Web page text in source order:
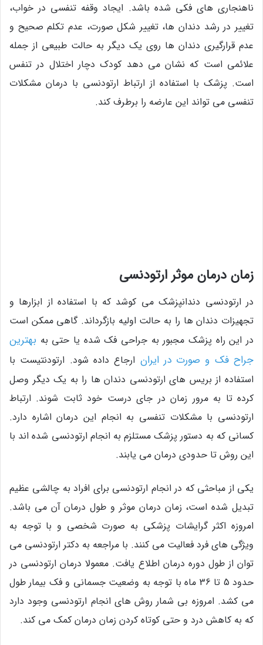
ناهنجاری های فکی شده باشد. ایجاد وقفه تنفسی در خواب،
تغییر در رشد دندان ها، تغییر شکل صورت، عدم تکلم صحیح و
عدم قرارگیری دندان ها روی یک دیگر به حالت طبیعی از جمله
علائمی است که نشان می دهد کودک دچار اختلال در تنفس
است. پزشک با استفاده از ارتباط ارتودنسی با درمان مشکلات
تنفسی می تواند این عارضه را برطرف کند.
زمان درمان موثر ارتودنسی
در ارتودنسی دندانپزشک می کوشد که با استفاده از ابزارها و
تجهیزات دندان ها را به حالت اولیه بازگرداند. گاهی ممکن است
در این راه پزشک مجبور به جراحی فک شده یا حتی به بهترین
جراح فک و صورت در ایران ارجاع داده شود. ارتودنتیست با
استفاده از بریس های ارتودنسی دندان ها را به یک دیگر وصل
کرده تا به مرور زمان در جای درست خود ثابت شوند. ارتباط
ارتودنسی با مشکلات تنفسی به انجام این درمان اشاره دارد.
کسانی که به دستور پزشک مستلزم به انجام ارتودنسی شده اند با
این روش تا حدودی درمان می یابند.
یکی از مباحثی که در انجام ارتودنسی برای افراد به چالشی عظیم
تبدیل شده است، زمان درمان موثر و طول درمان آن می باشد.
امروزه اکثر گرایشات پزشکی به صورت شخصی و با توجه به
ویژگی های فرد فعالیت می کنند. با مراجعه به دکتر ارتودنسی می
توان از طول دوره درمان اطلاع یافت. معمولا درمان ارتودنسی در
حدود 5 تا 36 ماه با توجه به وضعیت جسمانی و فک بیمار طول
می کشد. امروزه بی شمار روش های انجام ارتودنسی وجود دارد
که به کاهش درد و حتی کوتاه کردن زمان درمان کمک می کند.